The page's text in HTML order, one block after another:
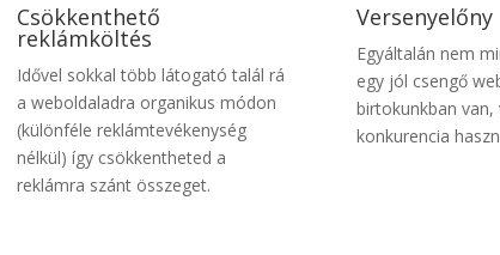
Csökkenthető
reklámköltés
Idővel sokkal több látogató talál rá
a weboldaladra organikus módon
(különféle reklámtevékenység
nélkül) így csökkentheted a
reklámra szánt összeget.
Versenyelőny
Egyáltalán nem
egy jól csengő
birtokunkban van,
konkurencia